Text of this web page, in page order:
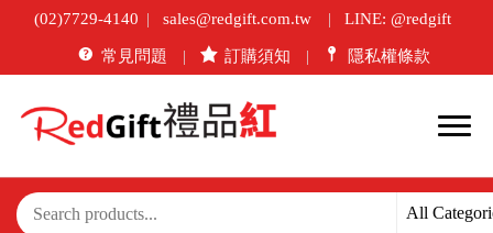
(02)7729-4140 sales@redgift.com.tw LINE: @redgift
常見問題 訂購須知 隱私權條款